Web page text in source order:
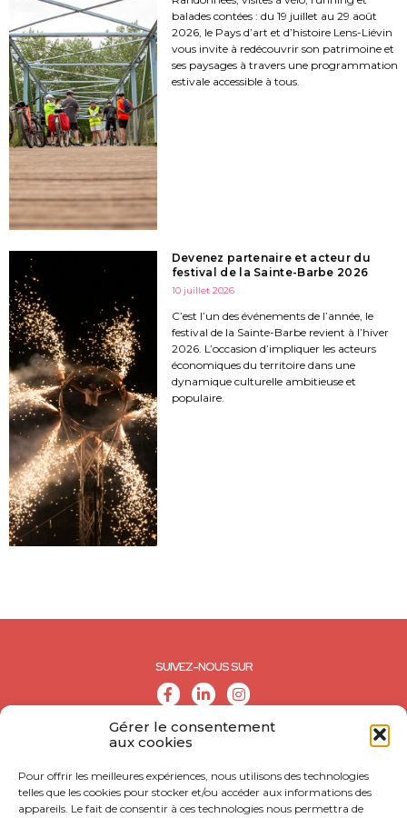
Gérer le consentement
aux cookies
Pour offrir les meilleures expériences, nous utilisons des technologies
telles que les cookies pour stocker et/ou accéder aux informations des
appareils. Le fait de consentir à ces technologies nous permettra de
balades contées : du 19 juillet au 29 août
2026, le Pays d’art et d’histoire Lens-Liévin
vous invite à redécouvrir son patrimoine et
ses paysages à travers une programmation
estivale accessible à tous.
Devenez partenaire et acteur du
festival de la Sainte-Barbe 2026
10 juillet 2026
C’est l’un des événements de l’année, le
festival de la Sainte-Barbe revient à l’hiver
2026. L’occasion d’impliquer les acteurs
économiques du territoire dans une
dynamique culturelle ambitieuse et
populaire.
SUIVEZ-NOUS SUR